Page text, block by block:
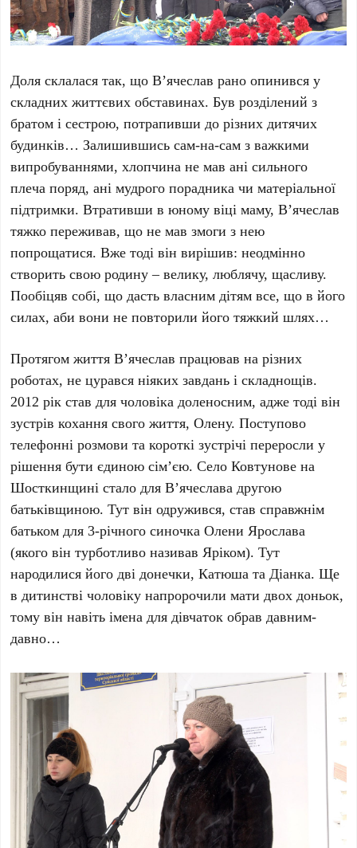
Доля склалася так, що В’ячеслав рано опинився у
складних життєвих обставинах. Був розділений з
братом і сестрою, потрапивши до різних дитячих
будинків… Залишившись сам-на-сам з важкими
випробуваннями, хлопчина не мав ані сильного
плеча поряд, ані мудрого порадника чи матеріальної
підтримки. Втративши в юному віці маму, В’ячеслав
тяжко переживав, що не мав змоги з нею
попрощатися. Вже тоді він вирішив: неодмінно
створить свою родину – велику, люблячу, щасливу.
Пообіцяв собі, що дасть власним дітям все, що в його
силах, аби вони не повторили його тяжкий шлях…
Протягом життя В’ячеслав працював на різних
роботах, не цурався ніяких завдань і складнощів.
2012 рік став для чоловіка доленосним, адже тоді він
зустрів кохання свого життя, Олену. Поступово
телефонні розмови та короткі зустрічі переросли у
рішення бути єдиною сім’єю. Село Ковтунове на
Шосткинщині стало для В’ячеслава другою
батьківщиною. Тут він одружився, став справжнім
батьком для 3-річного синочка Олени Ярослава
(якого він турботливо називав Яріком). Тут
народилися його дві донечки, Катюша та Діанка. Ще
в дитинстві чоловіку напророчили мати двох доньок,
тому він навіть імена для дівчаток обрав давним-
давно…